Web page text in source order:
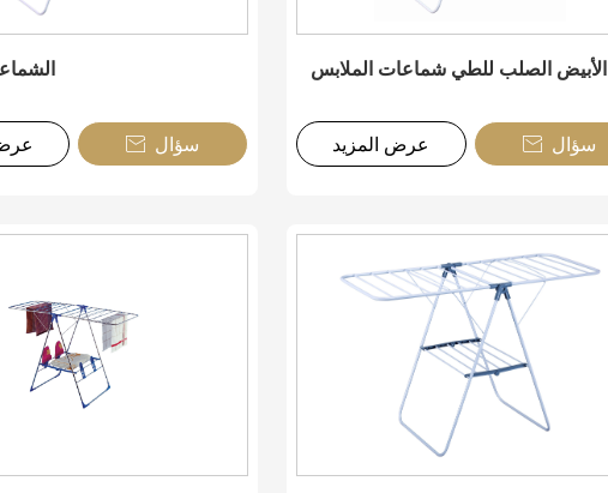
 سؤال
الأبيض الصلب للطي شماعات الملابس
عرض المزيد  سؤال